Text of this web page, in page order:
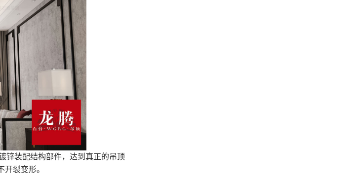
锌装配结构部件，达到真正的吊顶
裂变形。